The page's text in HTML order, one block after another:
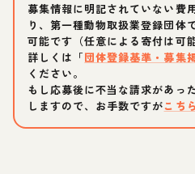
募集情報に明記されていない費
り、第一種動物取扱業登録団体
可能です（任意による寄付は可能
詳しくは「団体登録基準・募集
ください。
もし応募後に不当な請求があっ
しますので、お手数ですがこちら